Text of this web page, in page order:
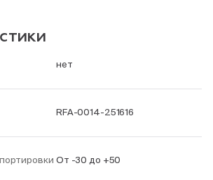
нет
RFA-0014-251616
От -30 до +50